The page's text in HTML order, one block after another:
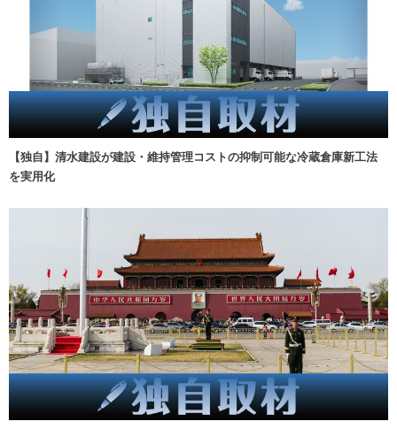
【独自】清水建設が建設・維持管理コストの抑制可能な冷蔵倉庫新工法
を実用化